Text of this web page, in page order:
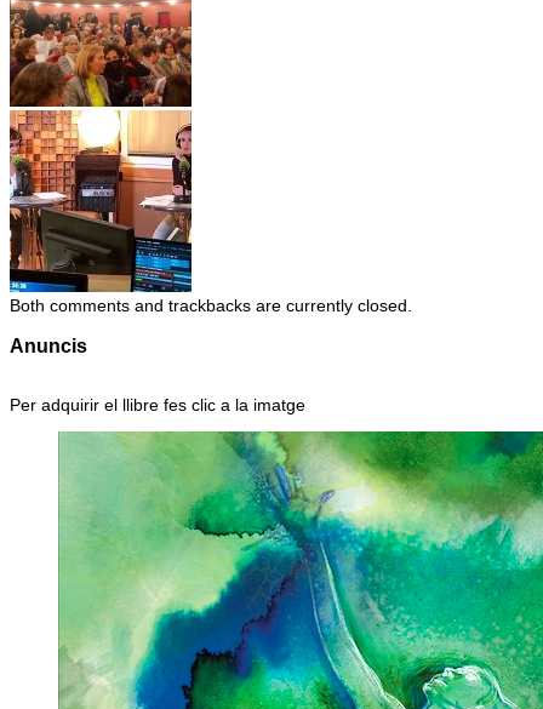
Both comments and trackbacks are currently closed.
Anuncis
Per adquirir el llibre fes clic a la imatge